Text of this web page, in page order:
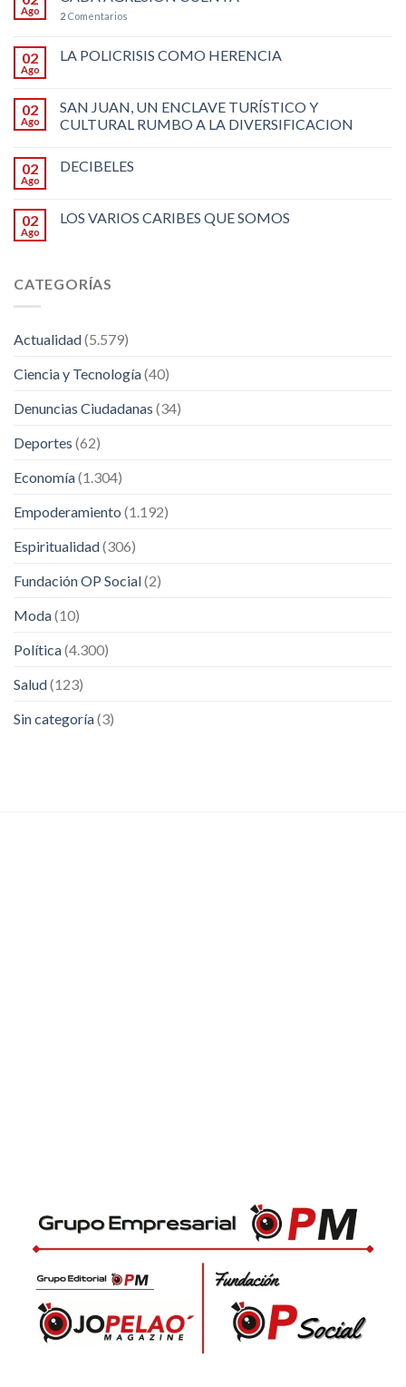
Ago 2 Comentarios
02
Ago
LA POLICRISIS COMO HERENCIA
02
Ago
SAN JUAN, UN ENCLAVE TURÍSTICO Y
CULTURAL RUMBO A LA DIVERSIFICACION
02
Ago
DECIBELES
02
Ago
LOS VARIOS CARIBES QUE SOMOS
CATEGORÍAS
Actualidad(5.579)
Ciencia y Tecnología(40)
Denuncias Ciudadanas (34)
Deportes (62)
Economía(1.304)
Empoderamiento (1.192)
Espiritualidad(306)
Fundación OP Social(2)
Moda(10)
Política(4.300)
Salud(123)
Sin categoría(3)